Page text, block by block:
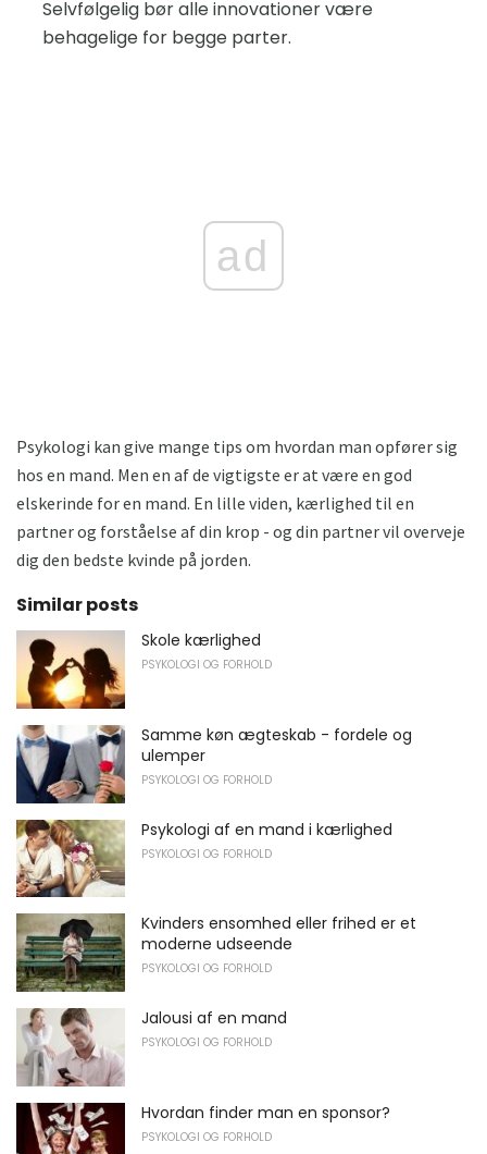
Selvfølgelig bør alle innovationer være
behagelige for begge parter.
ad
Psykologi kan give mange tips om hvordan man opfører sig
hos en mand. Men en af ​​de vigtigste er at være en god
elskerinde for en mand. En lille viden, kærlighed til en
partner og forståelse af din krop - og din partner vil overveje
dig den bedste kvinde på jorden.
Similar posts
Skole kærlighed
PSYKOLOGI OG FORHOLD
Samme køn ægteskab - fordele og
ulemper
PSYKOLOGI OG FORHOLD
Psykologi af en mand i kærlighed
PSYKOLOGI OG FORHOLD
Kvinders ensomhed eller frihed er et
moderne udseende
PSYKOLOGI OG FORHOLD
Jalousi af en mand
PSYKOLOGI OG FORHOLD
Hvordan finder man en sponsor?
PSYKOLOGI OG FORHOLD